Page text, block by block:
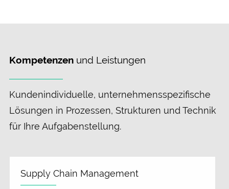
Kompetenzen und Leistungen
Kunden­individuelle, unternehmens­spezifische
Lösungen in Prozessen, Strukturen und Technik
für Ihre Aufgaben­stellung.
Supply Chain Management